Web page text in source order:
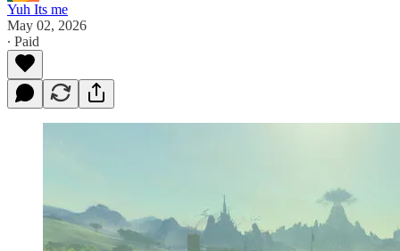
Yuh Its me
May 02, 2026
∙ Paid